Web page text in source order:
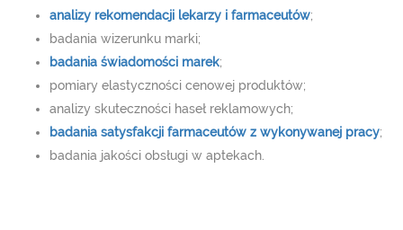
analizy rekomendacji lekarzy i farmaceutów;
badania wizerunku marki;
badania świadomości marek;
pomiary elastyczności cenowej produktów;
analizy skuteczności haseł reklamowych;
badania satysfakcji farmaceutów z wykonywanej pracy;
badania jakości obsługi w aptekach.